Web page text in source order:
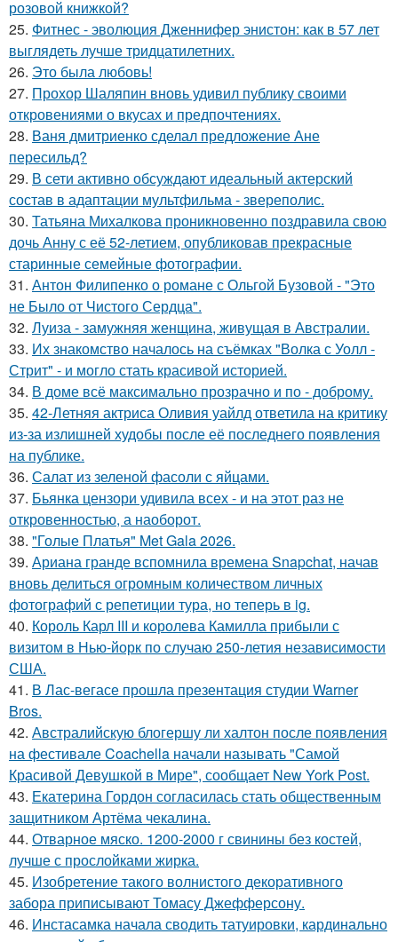
розовой книжкой?
25. Фитнес - эволюция Дженнифер энистон: как в 57 лет
выглядеть лучше тридцатилетних.
26. Это была любовь!
27. Прохор Шаляпин вновь удивил публику своими
откровениями о вкусах и предпочтениях.
28. Ваня дмитриенко сделал предложение Ане
пересильд?
29. В сети активно обсуждают идеальный актерский
состав в адаптации мультфильма - звереполис.
30. Татьяна Михалкова проникновенно поздравила свою
дочь Анну с её 52-летием, опубликовав прекрасные
старинные семейные фотографии.
31. Антон Филипенко о романе с Ольгой Бузовой - "Это
не Было от Чистого Сердца".
32. Луиза - замужняя женщина, живущая в Австралии.
33. Их знакомство началось на съёмках "Волка с Уолл -
Стрит" - и могло стать красивой историей.
34. В доме всё максимально прозрачно и по - доброму.
35. 42-Летняя актриса Оливия уайлд ответила на критику
из-за излишней худобы после её последнего появления
на публике.
36. Салат из зеленой фасоли с яйцами.
37. Бьянка цензори удивила всех - и на этот раз не
откровенностью, а наоборот.
38. "Голые Платья" Met Gala 2026.
39. Ариана гранде вспомнила времена Snapchat, начав
вновь делиться огромным количеством личных
фотографий с репетиции тура, но теперь в ig.
40. Король Карл III и королева Камилла прибыли с
визитом в Нью-йорк по случаю 250-летия независимости
США.
41. В Лас-вегасе прошла презентация студии Warner
Bros.
42. Австралийскую блогершу ли халтон после появления
на фестивале Coachella начали называть "Самой
Красивой Девушкой в Мире", сообщает New York Post.
43. Екатерина Гордон согласилась стать общественным
защитником Артёма чекалина.
44. Отварное мяско. 1200-2000 г свинины без костей,
лучше с прослойками жирка.
45. Изобретение такого волнистого декоративного
забора приписывают Томасу Джефферсону.
46. Инстасамка начала сводить татуировки, кардинально